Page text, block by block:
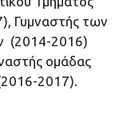
Γυμναστής των
(2014-2016)
ομάδας
2017).